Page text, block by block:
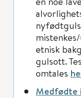
etnisk
gulsott.
omtales
Medfødte